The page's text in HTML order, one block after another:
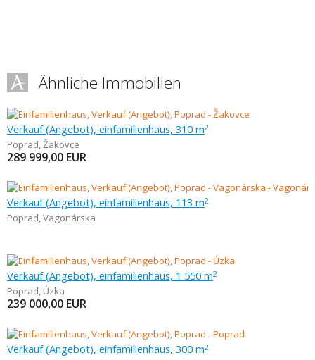
Ähnliche Immobilien
Verkauf (Angebot), einfamilienhaus, 310 m2
Poprad,Žakovce
289 999,00 EUR
Verkauf (Angebot), einfamilienhaus, 113 m2
Poprad,Vagonárska
Verkauf (Angebot), einfamilienhaus, 1 550 m2
Poprad, Úzka
239 000,00 EUR
Verkauf (Angebot), einfamilienhaus, 300 m2